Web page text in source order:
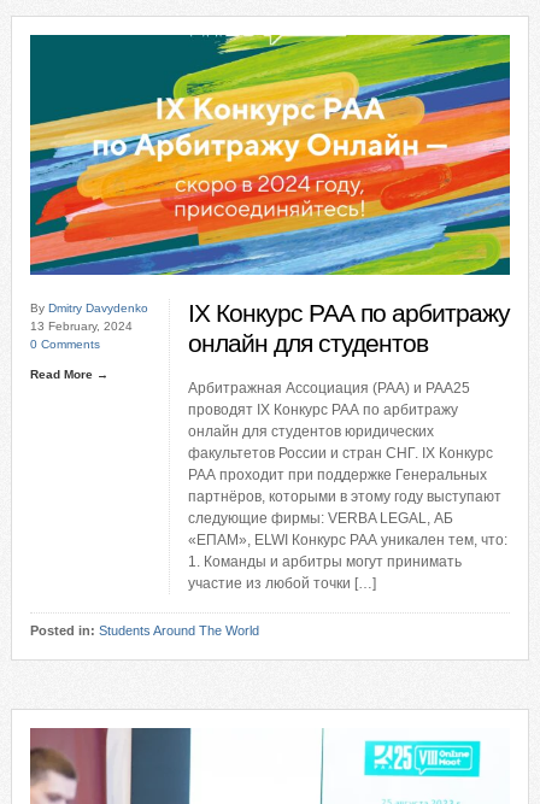
By Dmitry Davydenko
13 February, 2024
0 Comments
Read More →
IX Конкурс РАА по арбитражу
онлайн для студентов
Арбитражная Ассоциация (РАА) и РАА25
проводят IX Конкурс РАА по арбитражу
онлайн для студентов юридических
факультетов России и стран СНГ. IX Конкурс
РАА проходит при поддержке Генеральных
партнёров, которыми в этому году выступают
следующие фирмы: VERBA LEGAL, АБ
«ЕПАМ», ELWI Конкурс РАА уникален тем, что:
1. Команды и арбитры могут принимать
участие из любой точки […]
Posted in: Students Around The World